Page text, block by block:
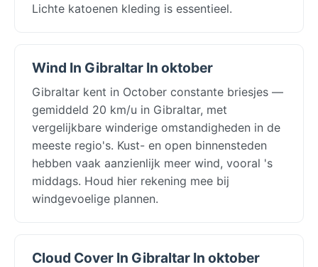
Lichte katoenen kleding is essentieel.
Wind In Gibraltar In oktober
Gibraltar kent in October constante briesjes —
gemiddeld 20 km/u in Gibraltar, met
vergelijkbare winderige omstandigheden in de
meeste regio's. Kust- en open binnensteden
hebben vaak aanzienlijk meer wind, vooral 's
middags. Houd hier rekening mee bij
windgevoelige plannen.
Cloud Cover In Gibraltar In oktober